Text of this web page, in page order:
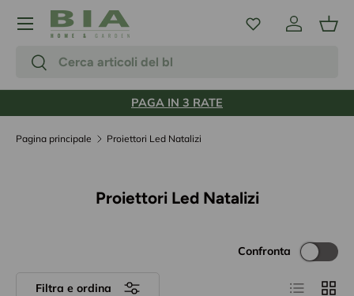
Passa ai contenuti
CercaCerca
Accedi
Menu
PAGA IN 3 RATE
Pagina principale Proiettori Led Natalizi
Proiettori Led Natalizi
Filtra e ordina
Confronta
Elenco